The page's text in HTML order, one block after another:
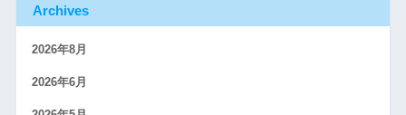
Archives
2026年8月
2026年6月